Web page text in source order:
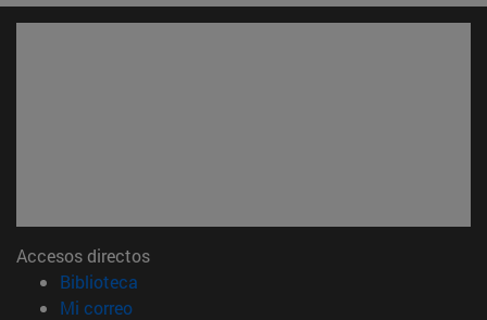
Accesos directos
Biblioteca
Mi correo(abre en nueva ventana)